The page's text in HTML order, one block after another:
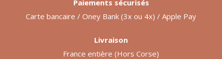
Paiements sécurisés
Carte bancaire / Oney Bank (3x ou 4x) / Apple Pay
Livraison
France entière (Hors Corse)